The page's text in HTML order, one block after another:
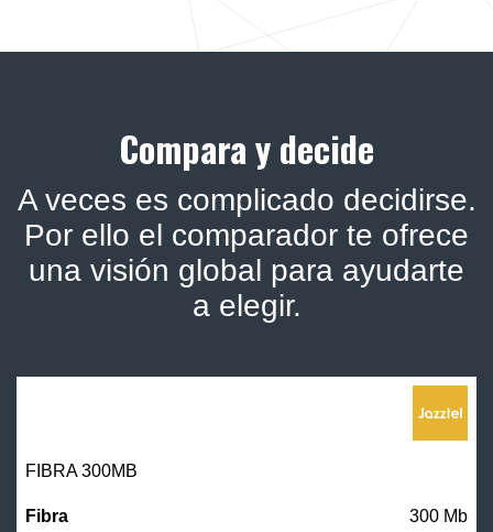
Compara y decide
A veces es complicado decidirse.
Por ello el comparador te ofrece
una visión global para ayudarte
a elegir.
FIBRA 300MB
300 Mb